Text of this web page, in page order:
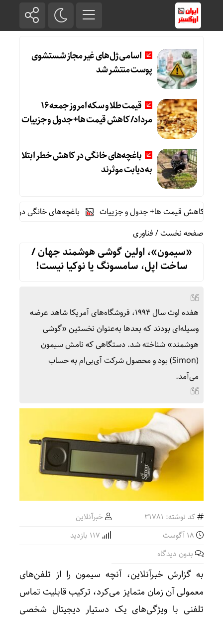
اسامی ژل‌های غیر مجاز شستشوی
پوست منتشر شد
قیمت طلا و سکه امروز جمعه ۱۶
مرداد/ کاهش قیمت ها+ جدول و جزییات
باغچه‌های خانگی در کاهش خطر ابتلا
به دیابت موثرند
باغچه‌های خانگی در کاهش خطر
صفحه نخست/فناوری
«سیمون»، اولین گوشی هوشمند جهان /
ساخت اپل، سامسونگ یا نوکیا نیست!
هفده اوت سال ۱۹۹۴، فروشگاه‌های آمریکا شاهد عرضه
وسیله‌ای بودند که بعدها به‌عنوان نخستین «گوشی
هوشمند» شناخته شد. دستگاهی که نامش سیمون
(Simon) بود و محصول شرکت آی‌بی‌ام به حساب
می‌آمد.
کد نوشته: 31781
خبرآنلاین
بدون دیدگاه
به گزارش خبرآنلاین، آنچه سیمون را از تلفن‌های
معمولی آن زمان متمایز می‌کرد، ترکیب قابلیت تماس
تلفنی با ویژگی‌های یک دستیار دیجیتال شخصی